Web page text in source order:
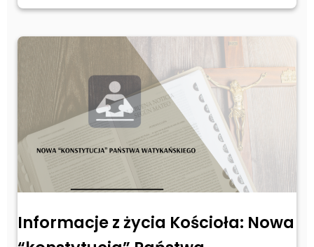
Informacje z życia Kościoła: Nowa